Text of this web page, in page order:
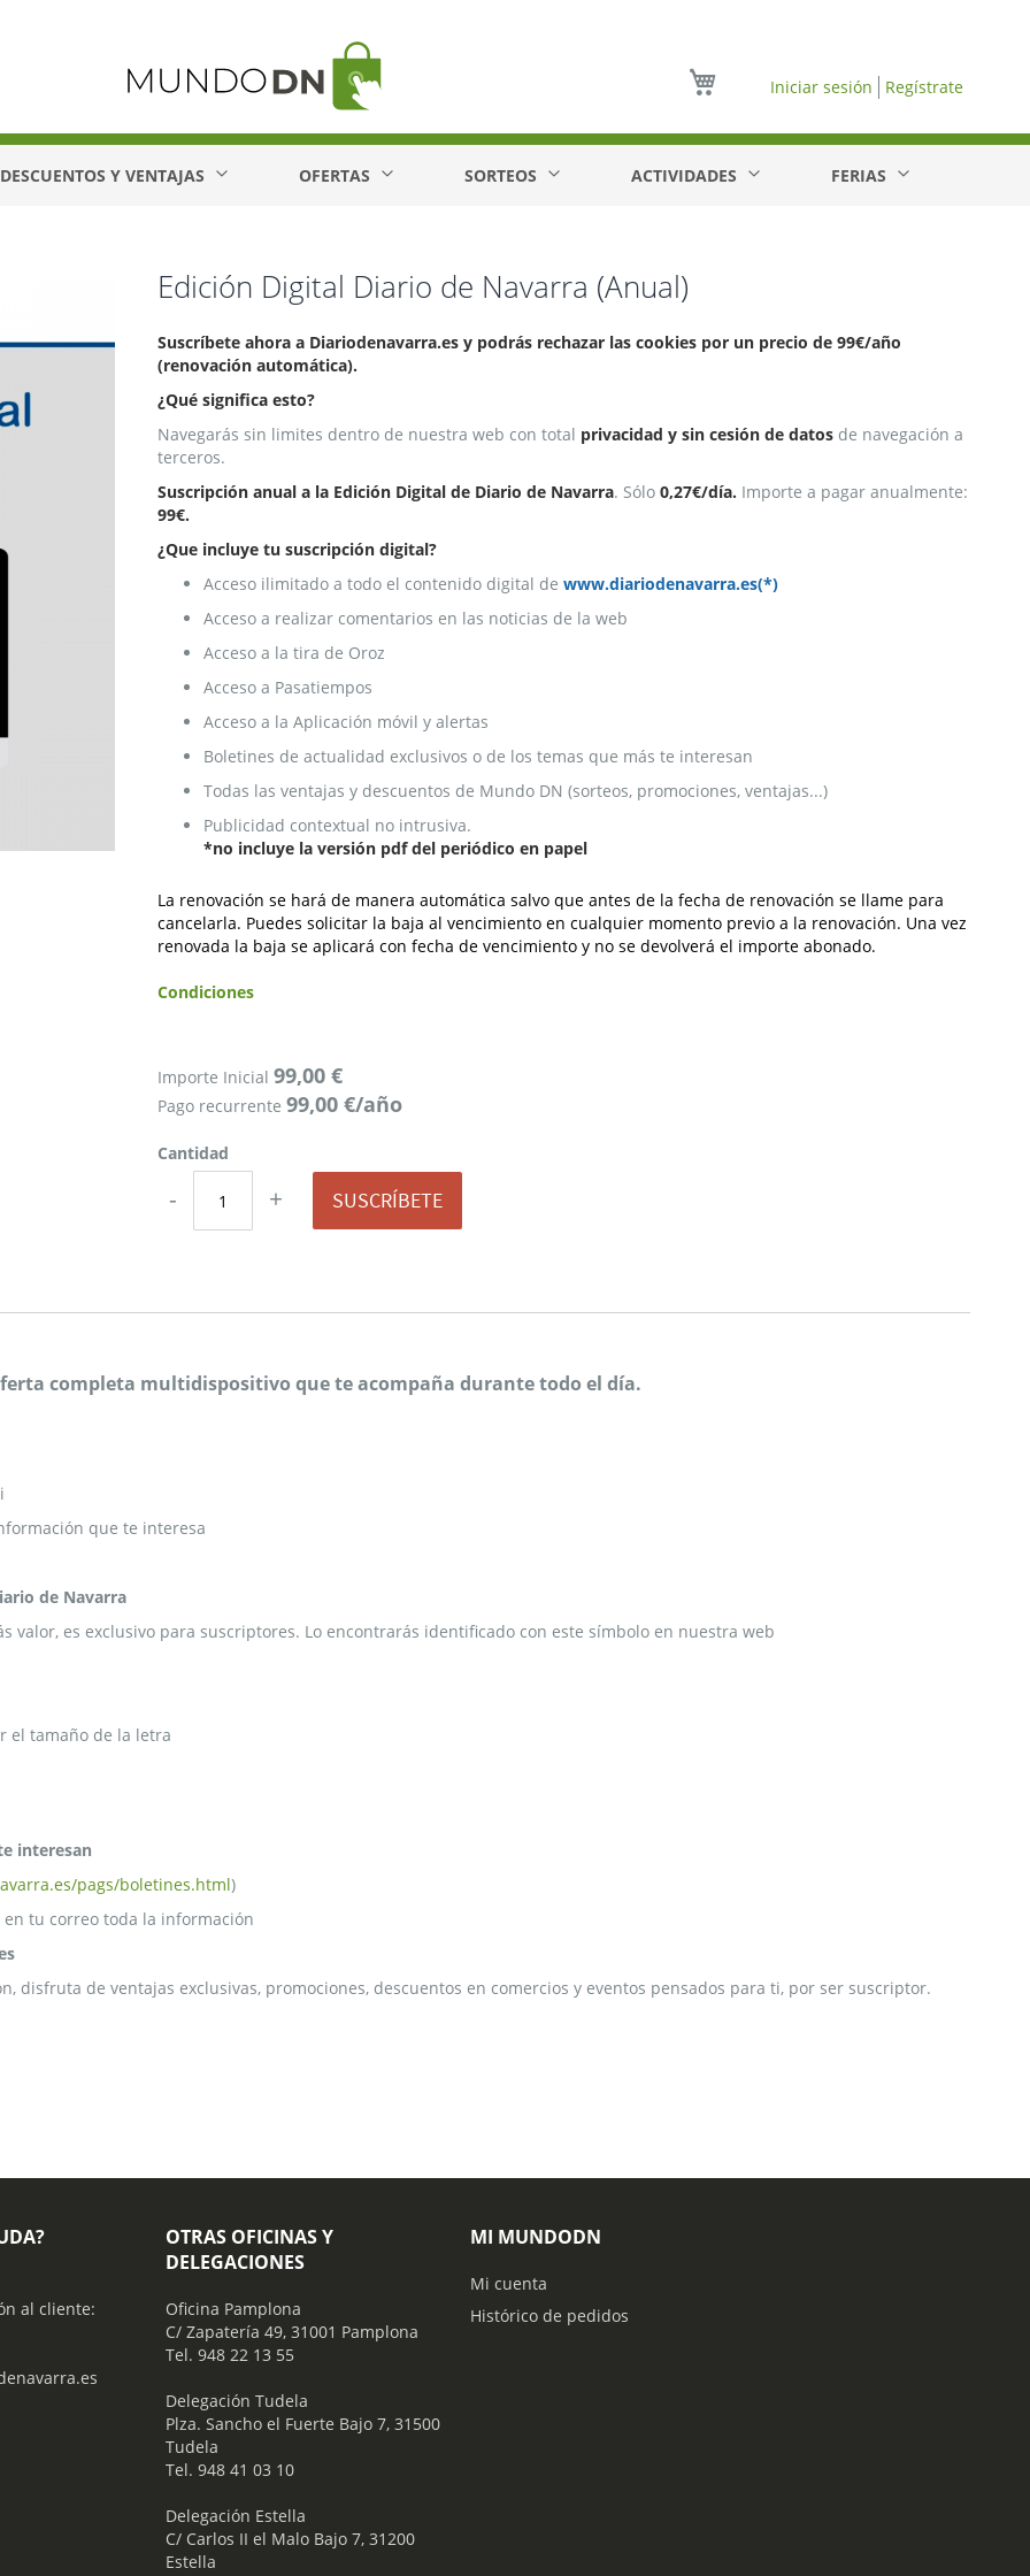
Iniciar sesión Regístrate
DESCUENTOS Y VENTAJAS OFERTAS SORTEOS ACTIVIDADES FERIAS
Edición Digital Diario de Navarra (Anual)
Suscríbete ahora a Diariodenavarra.es y podrás rechazar las cookies por un precio de 99€/año
(renovación automática).
¿Qué significa esto?
Navegarás sin limites dentro de nuestra web con total privacidad y sin cesión de datos de navegación a
terceros.
Suscripción anual a la Edición Digital de Diario de Navarra. Sólo0,27€/día. Importe a pagar anualmente:
99€.
¿Que incluye tu suscripción digital?
Acceso ilimitado a todo el contenido digital de www.diariodenavarra.es(*)
Acceso a realizar comentarios en las noticias de la web
Acceso a la tira de Oroz
Acceso a Pasatiempos
Acceso a la Aplicación móvil y alertas
Boletines de actualidad exclusivos o de los temas que más te interesan
Todas las ventajas y descuentos de Mundo DN (sorteos, promociones, ventajas...)
Publicidad contextual no intrusiva.
*no incluye la versión pdf del periódico en papel
La renovación se hará de manera automática salvo que antes de la fecha de renovación se llame para
cancelarla. Puedes solicitar la baja al vencimiento en cualquier momento previo a la renovación. Una vez
renovada la baja se aplicará con fecha de vencimiento y no se devolverá el importe abonado.
Condiciones
Importe Inicial 99,00 €
Pago recurrente 99,00 €/año
Cantidad
- + SUSCRÍBETE
completa multidispositivo que te acompaña durante todo el día.
que te interesa
de Navarra
valor, es exclusivo para suscriptores. Lo encontrarás identificado con este símbolo en nuestra web
el tamaño de la letra
interesan
pags/boletines.html)
tu correo toda la información
disfruta de ventajas exclusivas, promociones, descuentos en comercios y eventos pensados para ti, por ser suscriptor.
al cliente:
OTRAS OFICINAS Y
DELEGACIONES
Oficina Pamplona
C/ Zapatería 49, 31001 Pamplona
Tel. 948 22 13 55
​ Delegación Tudela
Plza. Sancho el Fuerte Bajo 7, 31500
Tudela
Tel. 948 41 03 10
​ Delegación Estella
C/ Carlos II el Malo Bajo 7, 31200
Estella
MI MUNDODN
Mi cuenta
Histórico de pedidos